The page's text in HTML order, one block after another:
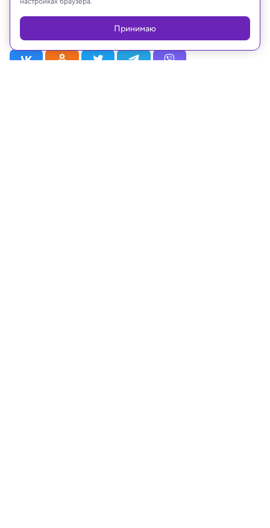
Platforms Inc., запрещённая на территории
Российской Федерации
Принимаю